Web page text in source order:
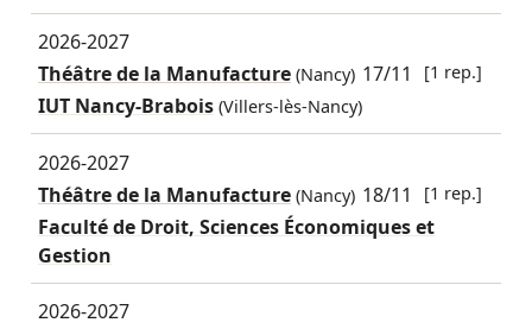
2026-2027
Théâtre de la Manufacture(Nancy) 17/11 [1 rep.]
IUT Nancy-Brabois (Villers-lès-Nancy)
2026-2027
Théâtre de la Manufacture(Nancy) 18/11 [1 rep.]
Faculté de Droit, Sciences Économiques et
Gestion
2026-2027